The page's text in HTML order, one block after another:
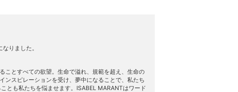
りました。
ことすべての欲望。生命で溢れ、規範を超え、生命の
ンスピレーションを受け、夢中になることで、私たち
とも私たちを悩ませます。ISABEL MARANTはワード